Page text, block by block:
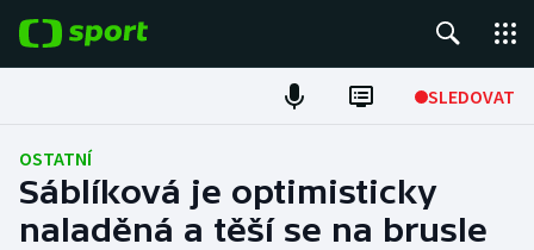
SLEDOVAT
ME v atletice
ME v plavání
OSTATNÍ
Sáblíková je optimisticky
naladěná a těší se na brusle